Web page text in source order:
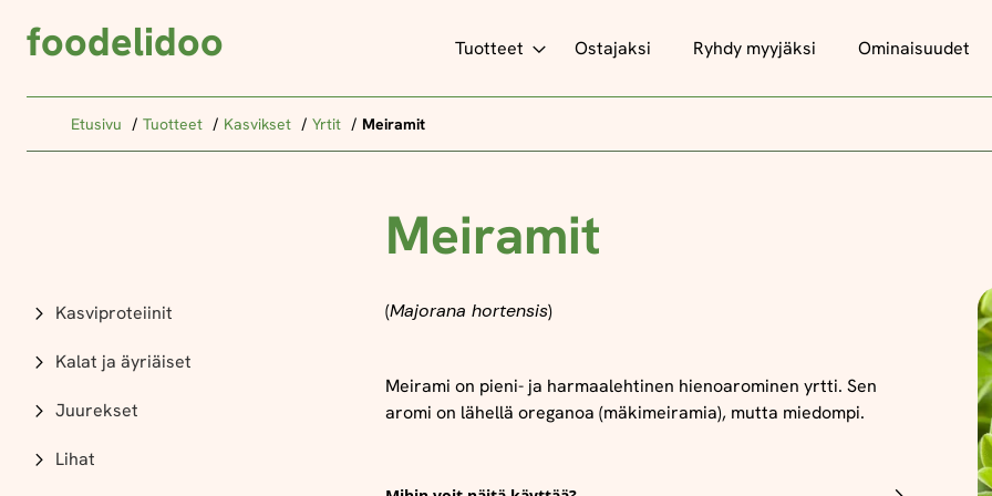
foodelidoo Tuotteet Ostajaksi Ryhdy myyjäksi Ominaisuudet
Etusivu Tuotteet Kasvikset Yrtit Meiramit
Meiramit
(Majorana hortensis)
Meirami on pieni- ja harmaalehtinen hienoarominen yrtti. Sen
aromi on lähellä oreganoa (mäkimeiramia), mutta miedompi.
Kasviproteiinit
Kalat ja äyriäiset
Juurekset
Lihat